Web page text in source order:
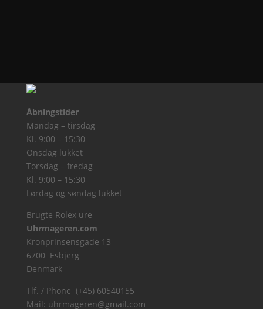
Åbningstider
Mandag – tirsdag
Kl. 9:00 – 15:30
Onsdag lukket
Torsdag – fredag
Kl. 9:00 – 15:30
Lørdag og søndag lukket
Brugte Rolex ure
Uhrmageren.com
Kronprinsensgade 13
6700 Esbjerg
Denmark
Tlf. / Phone (+45) 60540155
Mail: uhrmageren@gmail.com